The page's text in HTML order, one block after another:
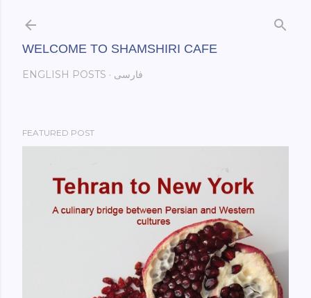
WELCOME TO SHAMSHIRI CAFE
ENGLISH POSTS فارسی
FEATURED POST